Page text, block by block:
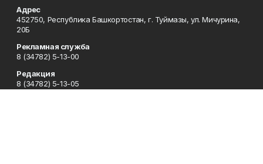
Адрес
452750, Республика Башкортостан, г. Туймазы, ул. Мичурина,
20Б
Рекламная служба
8 (34782) 5-13-00
Редакция
8 (34782) 5-13-05